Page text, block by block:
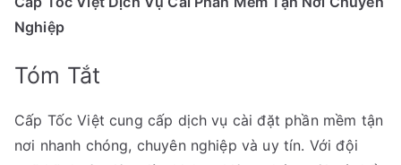
Nghiệp
Tóm Tắt
Cấp Tốc Việt cung cấp dịch vụ cài đặt phần mềm tận
nơi nhanh chóng, chuyên nghiệp và uy tín. Với đội